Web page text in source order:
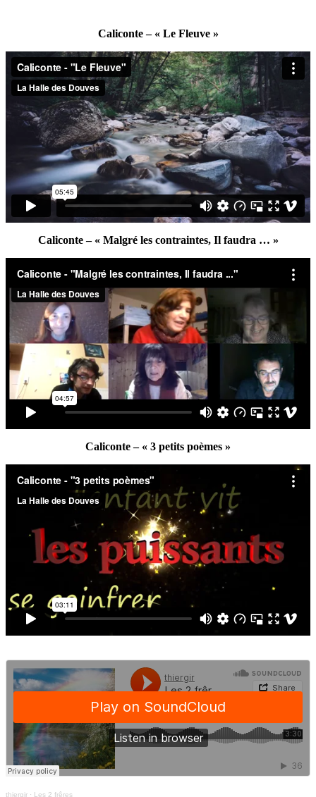
Caliconte – « Le Fleuve »
Caliconte – « Malgré les contraintes, Il faudra … »
Caliconte – « 3 petits poèmes »
thiergir · Les 2 frêres